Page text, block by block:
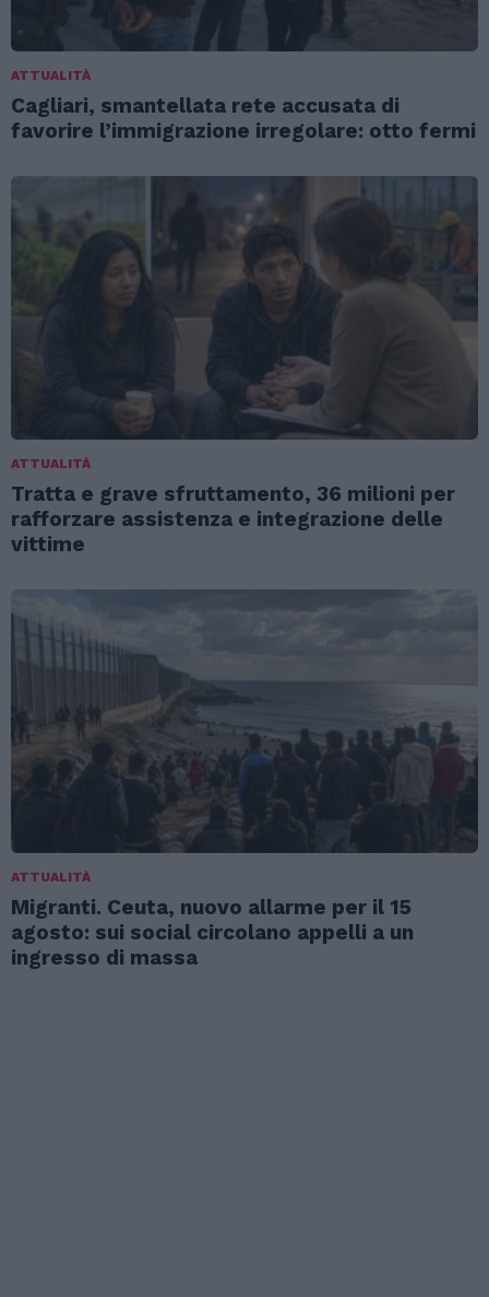
ATTUALITÀ
Cagliari, smantellata rete accusata di
favorire l’immigrazione irregolare: otto fermi
ATTUALITÀ
Tratta e grave sfruttamento, 36 milioni per
rafforzare assistenza e integrazione delle
vittime
ATTUALITÀ
Migranti. Ceuta, nuovo allarme per il 15
agosto: sui social circolano appelli a un
ingresso di massa